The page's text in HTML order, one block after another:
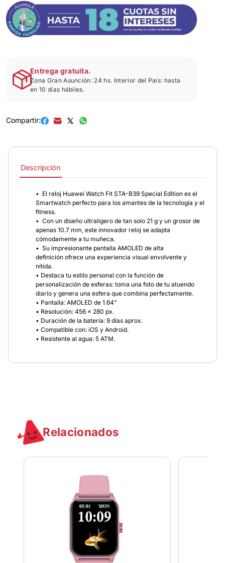
Entrega gratuita.
Zona Gran Asunción: 24 hs. Interior del País: hasta
en 10 días hábiles.
Compartir:
Descripción
• El reloj Huawei Watch Fit STA-B39 Special Edition es el
Smartwatch perfecto para los amantes de la tecnología y el
fitness.
• Con un diseño ultraligero de tan solo 21 g y un grosor de
apenas 10.7 mm, este innovador reloj se adapta
cómodamente a tu muñeca.
• Su impresionante pantalla AMOLED de alta
definición ofrece una experiencia visual envolvente y
nítida.
• Destaca tu estilo personal con la función de
personalización de esferas: toma una foto de tu atuendo
diario y genera una esfera que combina perfectamente.
• Pantalla: AMOLED de 1.64"
• Resolución: 456 × 280 px.
• Duración de la batería: 9 días aprox.
• Compatible con: iOS y Android.
• Resistente al agua: 5 ATM.
Relacionados